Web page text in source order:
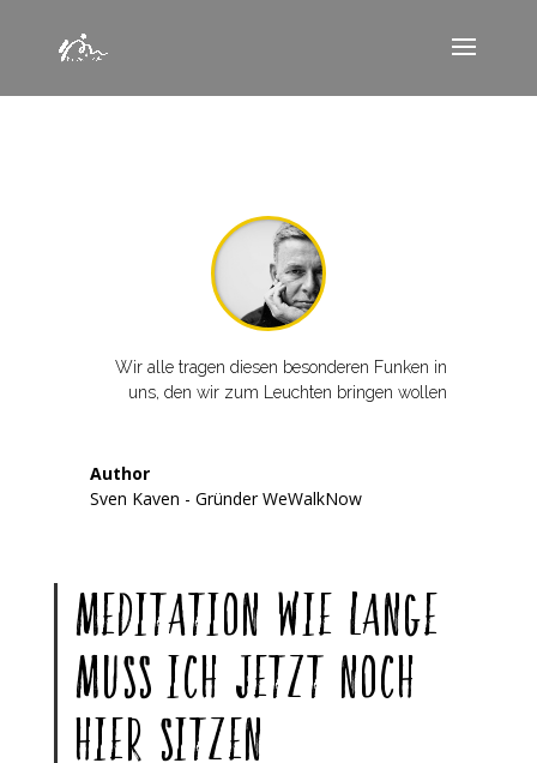
Wir alle tragen diesen besonderen Funken in
uns, den wir zum Leuchten bringen wollen
Author
Sven Kaven - Gründer WeWalkNow
Meditation Wie lange
muss ich jetzt noch
hier sitzen